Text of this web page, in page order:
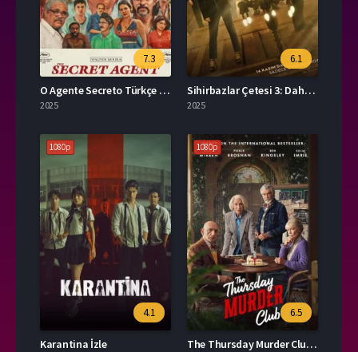
7.3
O Agente Secreto Türkçe Dublaj İzle
2025
6.1
Sihirbazlar Çetesi 3: Daha Bir Şey Görmediniz Full İzle
2025
1080p
4.1
Karantina İzle
1080p
6.5
The Thursday Murder Club İzle